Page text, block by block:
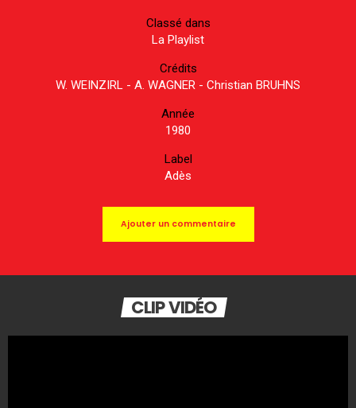
Classé dans
La Playlist
Crédits
W. WEINZIRL - A. WAGNER - Christian BRUHNS
Année
1980
Label
Adès
Ajouter un commentaire
CLIP VIDÉO